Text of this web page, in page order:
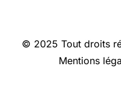
© 2025 Tout droits
Mentions